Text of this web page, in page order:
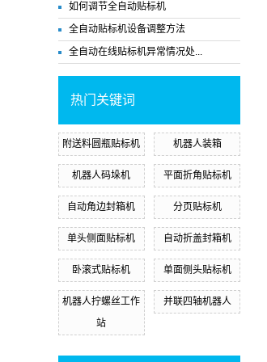
如何调节全自动贴标机
全自动贴标机设备调整方法
全自动在线贴标机异常情况处...
热门关键词
附送料圆瓶贴标机 机器人装箱
机器人码垛机 平面折角贴标机
自动角边封箱机 分页贴标机
单头侧面贴标机 自动折盖封箱机
卧滚式贴标机 单面侧头贴标机
机器人拧螺丝工作
站
并联四轴机器人